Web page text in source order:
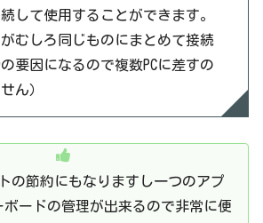
して使用することができます。
がむしろ同じものにまとめて接続
要因になるので複数PCに差すの
ん）
の節約にもなりますし一つのアプ
ボードの管理が出来るので非常に便